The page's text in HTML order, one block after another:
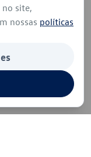
site,
nossas políticas